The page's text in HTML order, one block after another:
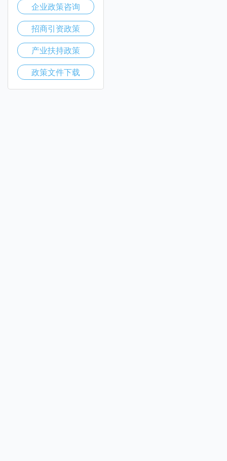
企业政策咨询
招商引资政策
产业扶持政策
政策文件下载